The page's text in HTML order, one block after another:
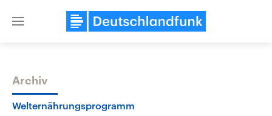
Close
Themen
Archiv
Welternährungsprogramm